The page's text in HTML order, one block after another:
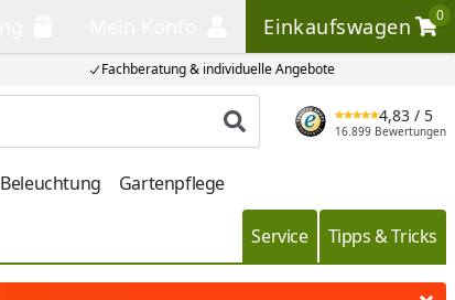
Fachberatung & individuelle Angebote
Einkaufswagen
0
Einkaufswagen
Produkt suchen
4,83 / 5
16.899 Bewertungen
Beleuchtung Gartenpflege
Service Tipps & Tricks